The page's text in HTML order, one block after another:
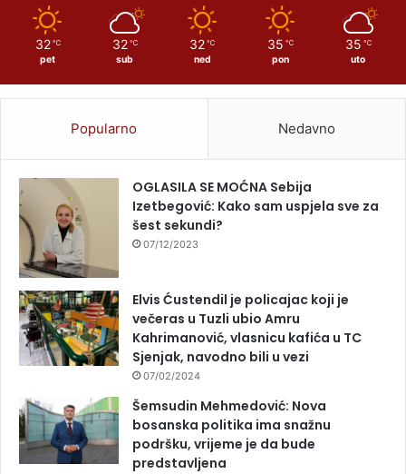
32 ℃
pet
32 ℃
sub
32 ℃
ned
35 ℃
pon
35 ℃
uto
Popularno Nedavno
OGLASILA SE MOĆNA Sebija
Izetbegović: Kako sam uspjela sve za
šest sekundi?
07/12/2023
Elvis Ćustendil je policajac koji je
večeras u Tuzli ubio Amru
Kahrimanović, vlasnicu kafića u TC
Sjenjak, navodno bili u vezi
07/02/2024
Šemsudin Mehmedović: Nova
bosanska politika ima snažnu
podršku, vrijeme je da bude
predstavljena